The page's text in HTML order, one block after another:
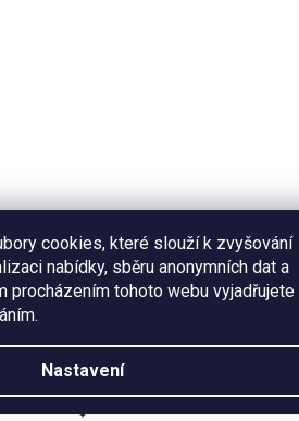
cookies, které slouží k zvyšování
nabídky, sběru anonymních dat a
procházením tohoto webu vyjadřujete
Nastavení